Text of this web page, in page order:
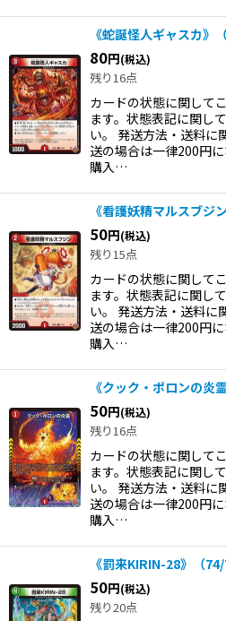
《蛇誕怪人ギャスカ》
80円(税込)
残り16点
カードの状態に関して
ます。状態表記に関し
い。 発送方法・送料に
送の場合は一律200円
購入…
《看護妖精マルスブジ
50円(税込)
残り15点
カードの状態に関して
ます。状態表記に関し
い。 発送方法・送料に
送の場合は一律200円
購入…
《クック・ポロンの炎
50円(税込)
残り16点
カードの状態に関して
ます。状態表記に関し
い。 発送方法・送料に
送の場合は一律200円
購入…
《罰来KIRIN-28》（74/
50円(税込)
残り20点